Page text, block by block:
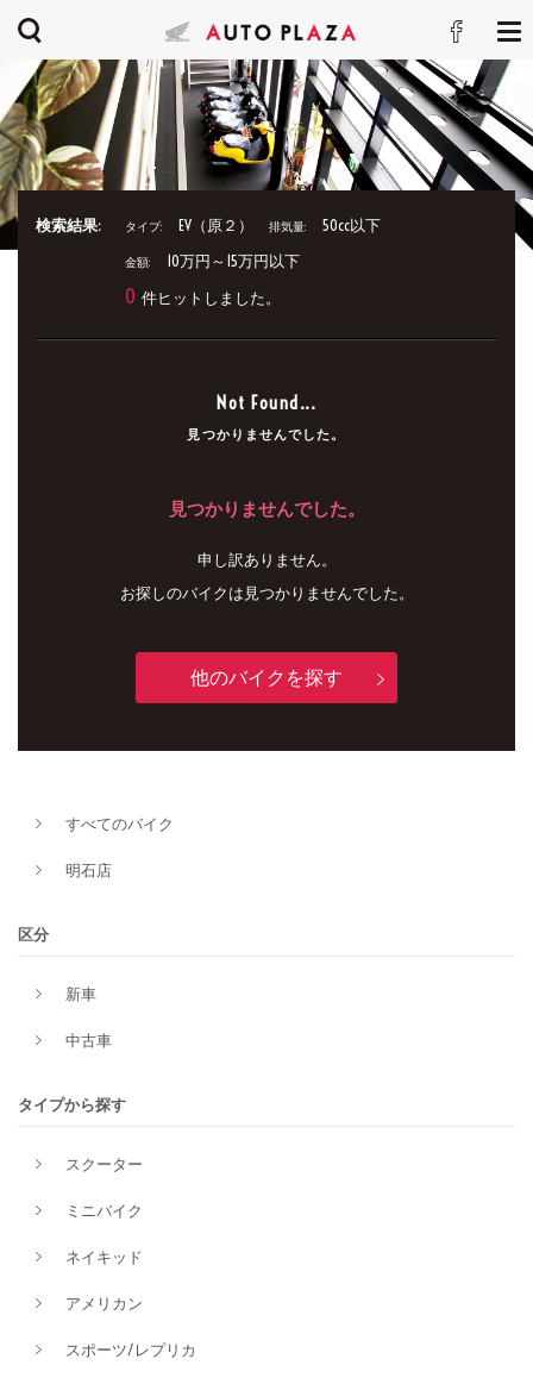
検索結果: タイプ: EV（原２） 排気量: 50cc以下
金額: 10万円～15万円以下
0 件ヒットしました。
Not Found...
見つかりませんでした。
見つかりませんでした。
申し訳ありません。
お探しのバイクは見つかりませんでした。
他のバイクを探す
すべてのバイク
明石店
区分
新車
中古車
タイプから探す
スクーター
ミニバイク
ネイキッド
アメリカン
スポーツ/レプリカ
タイプ
メーカー
排気量